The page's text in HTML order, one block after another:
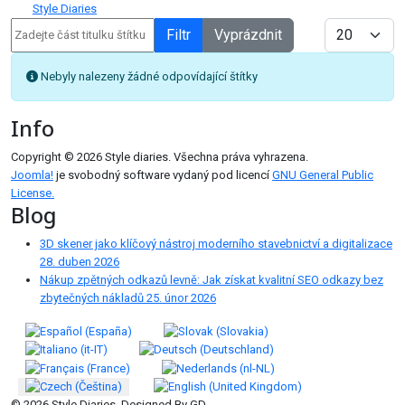
Style Diaries
Filtr Vyprázdnit
Počet
Informace
Nebyly nalezeny žádné odpovídající štítky
Info
Copyright © 2026 Style diaries. Všechna práva vyhrazena.
Joomla! je svobodný software vydaný pod licencí GNU General Public
License.
Blog
3D skener jako klíčový nástroj moderního stavebnictví a digitalizace
28. duben 2026
Nákup zpětných odkazů levně: Jak získat kvalitní SEO odkazy bez
zbytečných nákladů 25. únor 2026
Zvolte jazyk